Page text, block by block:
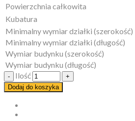
Powierzchnia całkowita
Kubatura
Minimalny wymiar działki (szerokość)
Minimalny wymiar działki (długość)
Wymiar budynku (szerokość)
Wymiar budynku (długość)
Ilość
Dodaj do koszyka